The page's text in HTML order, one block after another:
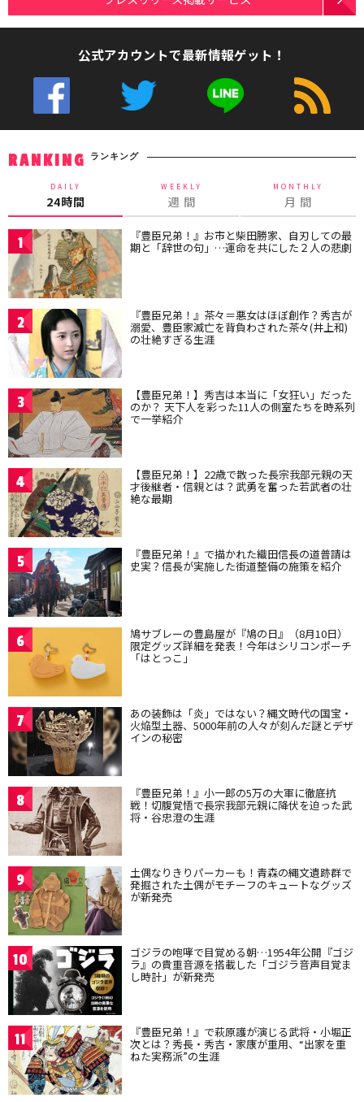
公式アカウントで最新情報ゲット！
RANKING ランキング
DAILY
24時間
WEEKLY
週 間
MONTHLY
月 間
1 『豊臣兄弟！』お市と柴田勝家、自刃しての最
期と「辞世の句」…運命を共にした２人の悲劇
2 『豊臣兄弟！』茶々＝悪女はほぼ創作？秀吉が
溺愛、豊臣家滅亡を背負わされた茶々(井上和)
の壮絶すぎる生涯
3 【豊臣兄弟！】秀吉は本当に「女狂い」だった
のか？ 天下人を彩った11人の側室たちを時系列
で一挙紹介
4 【豊臣兄弟！】22歳で散った長宗我部元親の天
才後継者・信親とは？武勇を奮った若武者の壮
絶な最期
5 『豊臣兄弟！』で描かれた織田信長の道普請は
史実？信長が実施した街道整備の施策を紹介
6 鳩サブレーの豊島屋が『鳩の日』（8月10日）
限定グッズ詳細を発表！今年はシリコンポーチ
「はとっこ」
7 あの装飾は「炎」ではない？縄文時代の国宝・
火焔型土器、5000年前の人々が刻んだ謎とデザ
インの秘密
8 『豊臣兄弟！』小一郎の5万の大軍に徹底抗
戦！切腹覚悟で長宗我部元親に降伏を迫った武
将・谷忠澄の生涯
9 土偶なりきりパーカーも！青森の縄文遺跡群で
発掘された土偶がモチーフのキュートなグッズ
が新発売
10 ゴジラの咆哮で目覚める朝…1954年公開『ゴジ
ラ』の貴重音源を搭載した「ゴジラ音声目覚ま
し時計」が新発売
11 『豊臣兄弟！』で萩原護が演じる武将・小堀正
次とは？秀長・秀吉・家康が重用、“出家を重
ねた実務派”の生涯